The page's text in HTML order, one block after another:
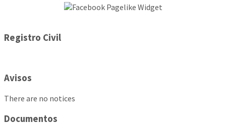
Registro Civil
Avisos
There are no notices
Documentos